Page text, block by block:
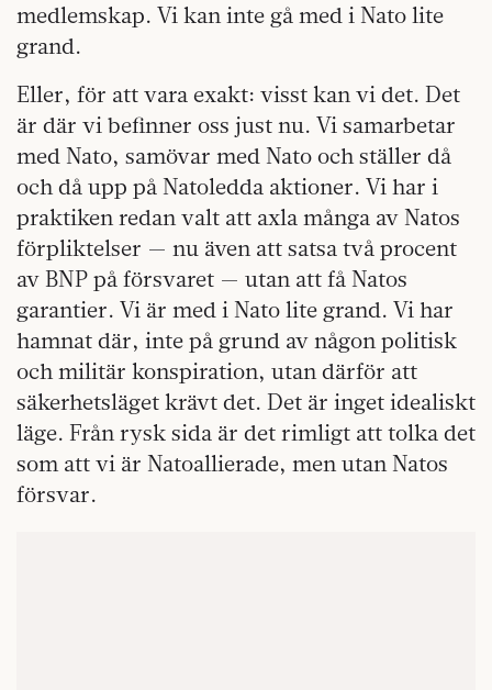
medlemskap. Vi kan inte gå med i Nato lite
grand.
Eller, för att vara exakt: visst kan vi det. Det
är där vi befinner oss just nu. Vi samarbetar
med Nato, samövar med Nato och ställer då
och då upp på Natoledda aktioner. Vi har i
praktiken redan valt att axla många av Natos
förpliktelser — nu även att satsa två procent
av BNP på försvaret — utan att få Natos
garantier. Vi är med i Nato lite grand. Vi har
hamnat där, inte på grund av någon politisk
och militär konspiration, utan därför att
säkerhetsläget krävt det. Det är inget idealiskt
läge. Från rysk sida är det rimligt att tolka det
som att vi är Natoallierade, men utan Natos
försvar.